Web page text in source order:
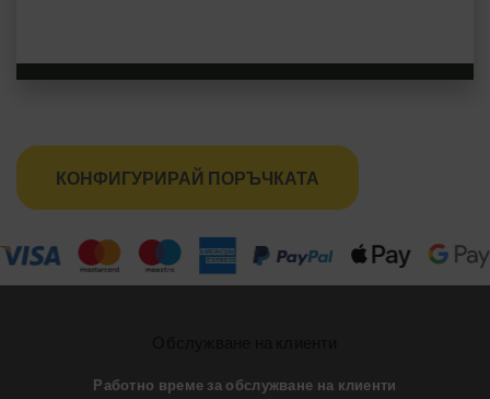
КОНФИГУРИРАЙ ПОРЪЧКАТА
Работно време за обслужване на клиенти